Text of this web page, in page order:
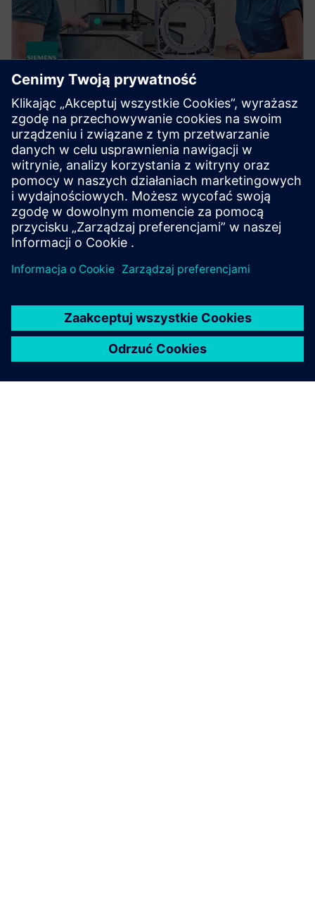
NX X Manufacturing Value
Based Licensing
Dodatki do oprogramowania NX X Manufacturing,
dostarczane w ramach modelu licencjonowania na
podstawie wartości, umożliwiają skalowalne i
przystępne cenowo rozszerzanie funkcjonalności.